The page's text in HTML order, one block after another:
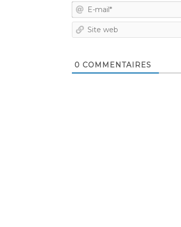
0 COMMENTAIRES